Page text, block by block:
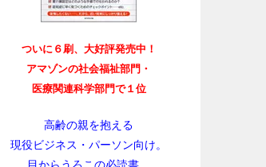
ついに６刷、大好評発売中！
アマゾンの社会福祉部門・
医療関連科学部門で１位
高齢の親を抱える
現役ビジネス・パーソン向け。
目からうろこの必読書。